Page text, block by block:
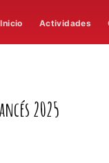
Inicio Actividades
2025